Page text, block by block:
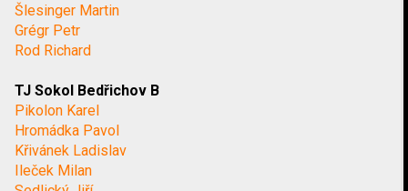
Šlesinger Martin
Grégr Petr
Rod Richard
TJ Sokol Bedřichov B
Pikolon Karel
Hromádka Pavol
Křivánek Ladislav
Ileček Milan